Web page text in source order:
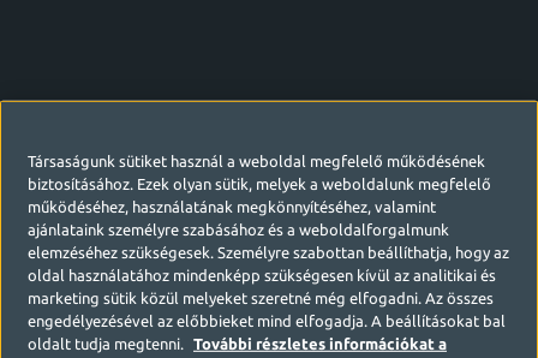
Társaságunk sütiket használ a weboldal megfelelő működésének
biztosításához. Ezek olyan sütik, melyek a weboldalunk megfelelő
működéséhez, használatának megkönnyítéséhez, valamint
ajánlataink személyre szabásához és a weboldalforgalmunk
elemzéséhez szükségesek. Személyre szabottan beállíthatja, hogy az
oldal használatához mindenképp szükségesen kívül az analitikai és
marketing sütik közül melyeket szeretné még elfogadni. Az összes
engedélyezésével az előbbieket mind elfogadja. A beállításokat bal
oldalt tudja megtenni.
További részletes információkat a